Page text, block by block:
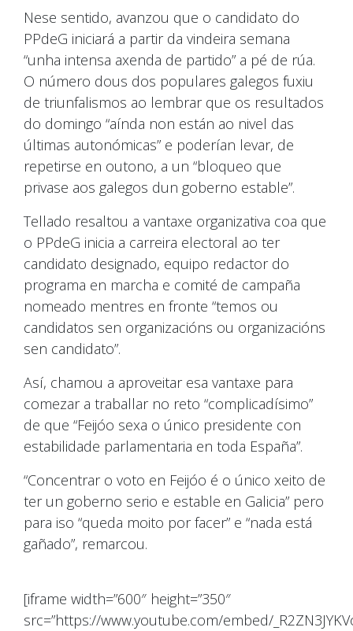
Nese sentido, avanzou que o candidato do
PPdeG iniciará a partir da vindeira semana
“unha intensa axenda de partido” a pé de rúa.
O número dous dos populares galegos fuxiu
de triunfalismos ao lembrar que os resultados
do domingo “aínda non están ao nivel das
últimas autonómicas” e poderían levar, de
repetirse en outono, a un “bloqueo que
privase aos galegos dun goberno estable”.
Tellado resaltou a vantaxe organizativa coa que
o PPdeG inicia a carreira electoral ao ter
candidato designado, equipo redactor do
programa en marcha e comité de campaña
nomeado mentres en fronte “temos ou
candidatos sen organizacións ou organizacións
sen candidato”.
Así, chamou a aproveitar esa vantaxe para
comezar a traballar no reto “complicadísimo”
de que “Feijóo sexa o único presidente con
estabilidade parlamentaria en toda España”.
“Concentrar o voto en Feijóo é o único xeito de
ter un goberno serio e estable en Galicia” pero
para iso “queda moito por facer” e “nada está
gañado”, remarcou.
[iframe width=”600″ height=”350″
src=”https://www.youtube.com/embed/